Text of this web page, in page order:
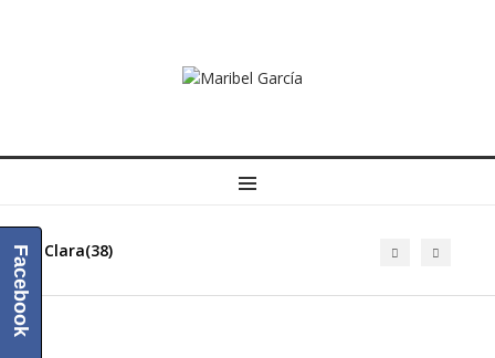
MENU
Clara(38)
Facebook